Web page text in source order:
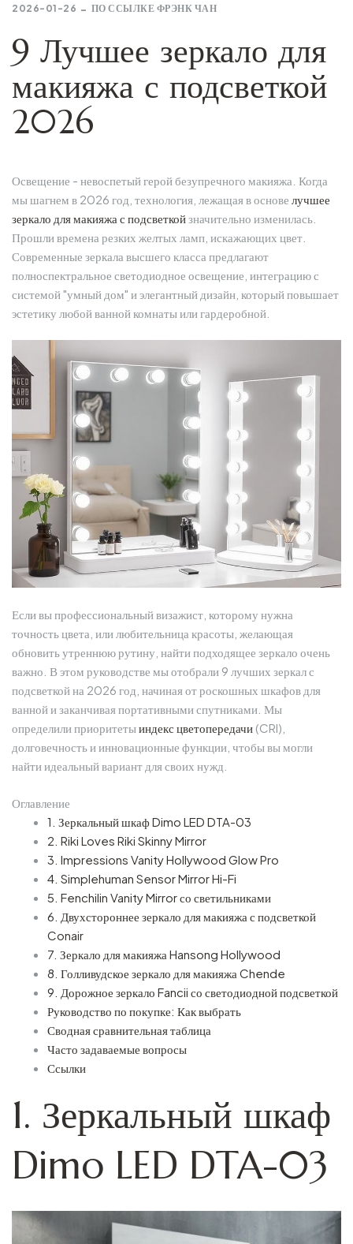
2026-01-26 ПО ССЫЛКЕ ФРЭНК ЧАН
9 Лучшее зеркало для
макияжа с подсветкой
2026
Освещение - невоспетый герой безупречного макияжа. Когда
мы шагнем в 2026 год, технология, лежащая в основе лучшее
зеркало для макияжа с подсветкойзначительно изменилась.
Прошли времена резких желтых ламп, искажающих цвет.
Современные зеркала высшего класса предлагают
полноспектральное светодиодное освещение, интеграцию с
системой "умный дом" и элегантный дизайн, который повышает
эстетику любой ванной комнаты или гардеробной.
Если вы профессиональный визажист, которому нужна
точность цвета, или любительница красоты, желающая
обновить утреннюю рутину, найти подходящее зеркало очень
важно. В этом руководстве мы отобрали 9 лучших зеркал с
подсветкой на 2026 год, начиная от роскошных шкафов для
ванной и заканчивая портативными спутниками. Мы
определили приоритетыиндекс цветопередачи (CRI),
долговечность и инновационные функции, чтобы вы могли
найти идеальный вариант для своих нужд.
Оглавление
1. Зеркальный шкаф Dimo LED DTA-03
2. Riki Loves Riki Skinny Mirror
3. Impressions Vanity Hollywood Glow Pro
4. Simplehuman Sensor Mirror Hi-Fi
5. Fenchilin Vanity Mirror со светильниками
6. Двухстороннее зеркало для макияжа с подсветкой
Conair
7. Зеркало для макияжа Hansong Hollywood
8. Голливудское зеркало для макияжа Chende
9. Дорожное зеркало Fancii со светодиодной подсветкой
Руководство по покупке: Как выбрать
Сводная сравнительная таблица
Часто задаваемые вопросы
Ссылки
1. Зеркальный шкаф
Dimo LED DTA-03